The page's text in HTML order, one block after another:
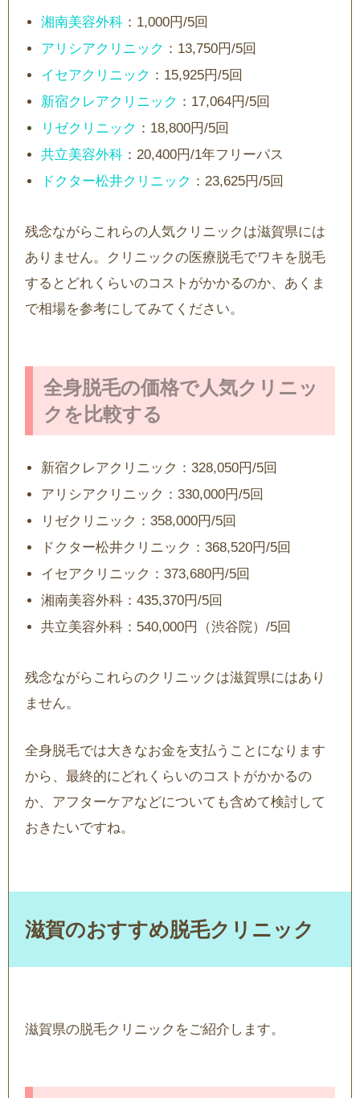
湘南美容外科 ：1,000円/5回
アリシアクリニック ：13,750円/5回
イセアクリニック ：15,925円/5回
新宿クレアクリニック ：17,064円/5回
リゼクリニック ：18,800円/5回
共立美容外科 ：20,400円/1年フリーパス
ドクター松井クリニック ：23,625円/5回
残念ながらこれらの人気クリニックは滋賀県には
ありません。クリニックの医療脱毛でワキを脱毛
するとどれくらいのコストがかかるのか、あくま
で相場を参考にしてみてください。
全身脱毛の価格で人気クリニッ
クを比較する
新宿クレアクリニック：328,050円/5回
アリシアクリニック：330,000円/5回
リゼクリニック：358,000円/5回
ドクター松井クリニック：368,520円/5回
イセアクリニック：373,680円/5回
湘南美容外科：435,370円/5回
共立美容外科：540,000円（渋谷院）/5回
残念ながらこれらのクリニックは滋賀県にはあり
ません。
全身脱毛では大きなお金を支払うことになります
から、最終的にどれくらいのコストがかかるの
か、アフターケアなどについても含めて検討して
おきたいですね。
滋賀のおすすめ脱毛クリニック
滋賀県の脱毛クリニックをご紹介します。